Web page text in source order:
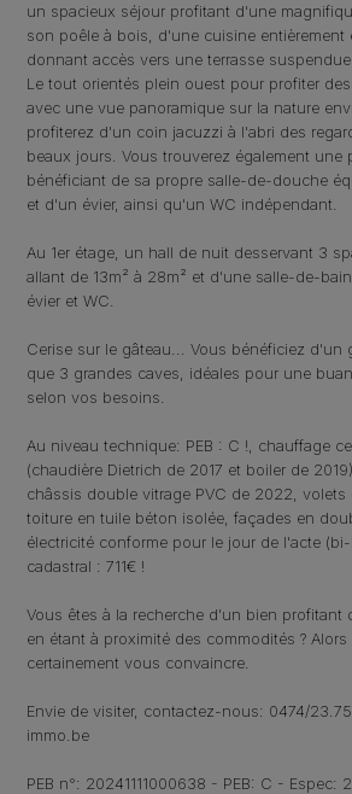
un spacieux séjour profitant d'une
son poêle à bois, d'une cuisine entièrement
donnant accès vers une terrasse
Le tout orientés plein ouest pour profiter
avec une vue panoramique sur la nature
profiterez d'un coin jacuzzi à l'abri des
beaux jours . Vous trouverez également une
bénéficiant de sa propre salle-de-douche
et d'un évier, ainsi qu'un WC indépendant.
Au 1er étage, un hall de nuit desservant 3
allant de 13m² à 28m² et d'une salle-de-
évier et WC.
Cerise sur le gâteau... Vous bénéficiez d'un
que 3 grandes caves, idéales pour une
selon vos besoins.
Au niveau technique: PEB : C !, chauffage
(chaudière Dietrich de 2017 et boiler de
châssis double vitrage PVC de 2022, volets
toiture en tuile béton isolée, façades en
électricité conforme pour le jour de l'acte
cadastral : 711€ !
Vous êtes à la recherche d'un bien profitant
en étant à proximité des commodités ?
certainement vous convaincre.
Envie de visiter, contactez-nous: 0474/
immo.be
PEB n°: 20241111000638 - PEB: C - Espec: